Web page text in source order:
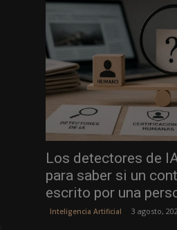
Los detectores de
para saber si un
escrito por una
Inteligencia Artificial 3 agosto,